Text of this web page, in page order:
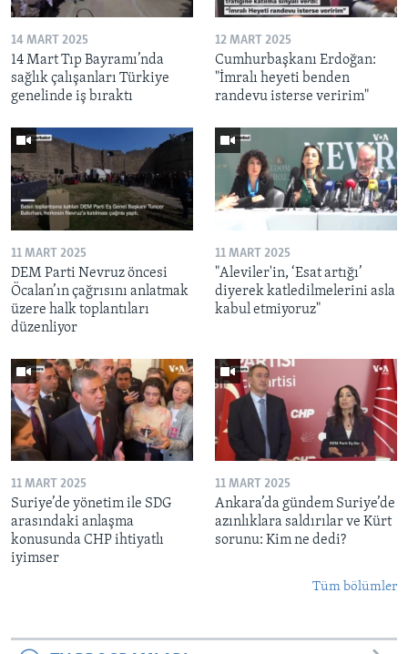
14 MART 2025
14 Mart Tıp Bayramı’nda
sağlık çalışanları Türkiye
genelinde iş bıraktı
12 MART 2025
Cumhurbaşkanı Erdoğan:
"İmralı heyeti benden
randevu isterse veririm"
11 MART 2025
DEM Parti Nevruz öncesi
Öcalan’ın çağrısını anlatmak
üzere halk toplantıları
düzenliyor
11 MART 2025
"Aleviler'in, ‘Esat artığı’
diyerek katledilmelerini asla
kabul etmiyoruz"
11 MART 2025
Suriye’de yönetim ile SDG
arasındaki anlaşma
konusunda CHP ihtiyatlı
iyimser
11 MART 2025
Ankara’da gündem Suriye’de
azınlıklara saldırılar ve Kürt
sorunu: Kim ne dedi?
Tüm bölümler